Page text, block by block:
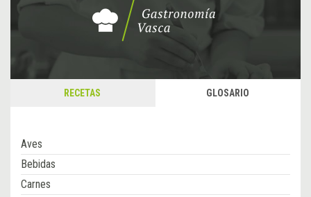
RECETAS GLOSARIO
Aves
Bebidas
Carnes